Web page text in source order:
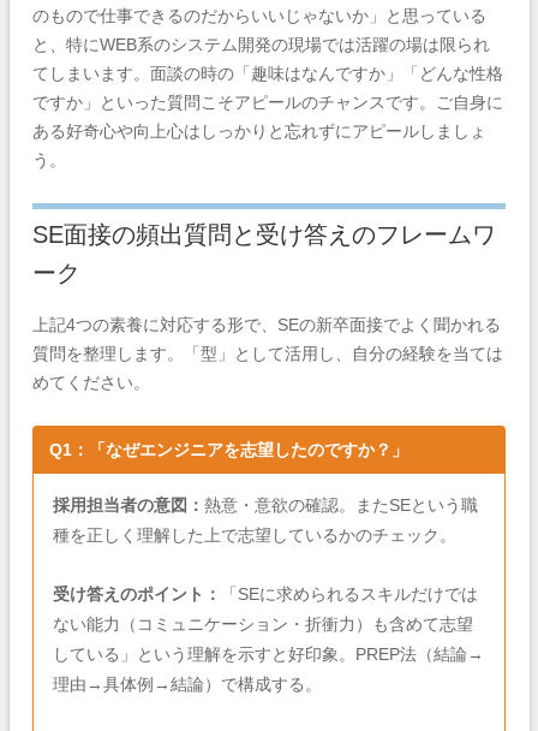
のもので仕事できるのだからいいじゃないか」と思っている
と、特にWEB系のシステム開発の現場では活躍の場は限られ
てしまいます。面談の時の「趣味はなんですか」「どんな性格
ですか」といった質問こそアピールのチャンスです。ご自身に
ある好奇心や向上心はしっかりと忘れずにアピールしましょ
う。
SE面接の頻出質問と受け答えのフレームワ
ーク
上記4つの素養に対応する形で、SEの新卒面接でよく聞かれる
質問を整理します。「型」として活用し、自分の経験を当ては
めてください。
Q1：「なぜエンジニアを志望したのですか？」
採用担当者の意図： 熱意・意欲の確認。またSEという職
種を正しく理解した上で志望しているかのチェック。
受け答えのポイント：
「SEに求められるスキルだけでは
ない能力（コミュニケーション・折衝力）も含めて志望
している」という理解を示すと好印象。PREP法（結論→
理由→具体例→結論）で構成する。